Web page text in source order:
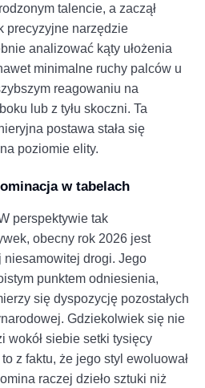
talencie, a zaczął
precyzyjne narzędzie
analizować kąty ułożenia
minimalne ruchy palców u
reagowaniu na
lub z tyłu skoczni. Ta
postawa stała się
poziomie elity.
w tabelach
perspektywie tak
obecny rok 2026 jest
niesamowitej drogi. Jego
punktem odniesienia,
się dyspozycję pozostałych
Gdziekolwiek się nie
wokół siebie setki tysięcy
z faktu, że jego styl ewoluował
raczej dzieło sztuki niż